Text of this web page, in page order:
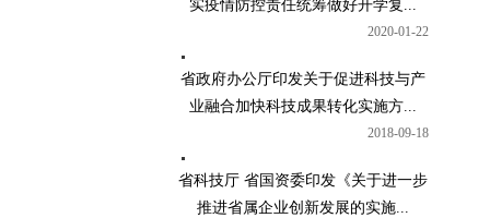
实疫情防控责任统筹做好开学复...
2020-01-22
省政府办公厅印发关于促进科技与产
业融合加快科技成果转化实施方...
2018-09-18
省科技厅 省国资委印发《关于进一步
推进省属企业创新发展的实施...